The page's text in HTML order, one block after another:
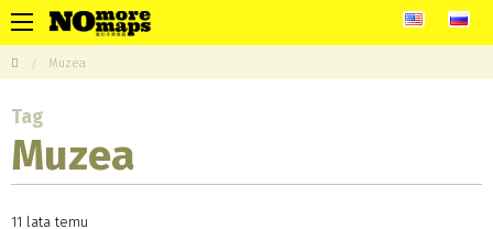
Muzea
Tag
Muzea
11 lata temu